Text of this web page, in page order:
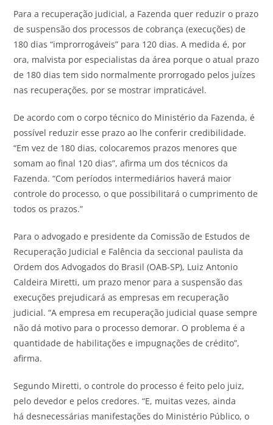
Para a recuperação judicial, a Fazenda quer reduzir o prazo
de suspensão dos processos de cobrança (execuções) de
180 dias “improrrogáveis” para 120 dias. A medida é, por
ora, malvista por especialistas da área porque o atual prazo
de 180 dias tem sido normalmente prorrogado pelos juízes
nas recuperações, por se mostrar impraticável.
De acordo com o corpo técnico do Ministério da Fazenda, é
possível reduzir esse prazo ao lhe conferir credibilidade.
“Em vez de 180 dias, colocaremos prazos menores que
somam ao final 120 dias”, afirma um dos técnicos da
Fazenda. “Com períodos intermediários haverá maior
controle do processo, o que possibilitará o cumprimento de
todos os prazos.”
Para o advogado e presidente da Comissão de Estudos de
Recuperação Judicial e Falência da seccional paulista da
Ordem dos Advogados do Brasil (OAB-SP), Luiz Antonio
Caldeira Miretti, um prazo menor para a suspensão das
execuções prejudicará as empresas em recuperação
judicial. “A empresa em recuperação judicial quase sempre
não dá motivo para o processo demorar. O problema é a
quantidade de habilitações e impugnações de crédito”,
afirma.
Segundo Miretti, o controle do processo é feito pelo juiz,
pelo devedor e pelos credores. “E, muitas vezes, ainda
há desnecessárias manifestações do Ministério Público, o